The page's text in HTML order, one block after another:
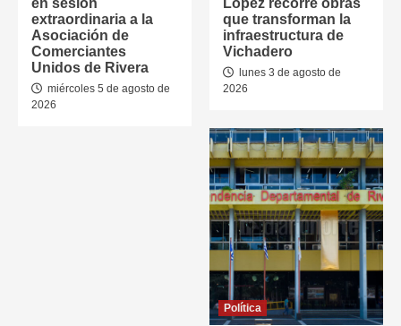
en sesión
extraordinaria a la
Asociación de
Comerciantes
Unidos de Rivera
miércoles 5 de agosto de
2026
López recorre obras
que transforman la
infraestructura de
Vichadero
lunes 3 de agosto de
2026
Política